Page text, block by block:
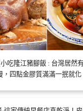
吃隆江豬腳飯 : 台灣居然
，四點金膠質滿滿一抿就